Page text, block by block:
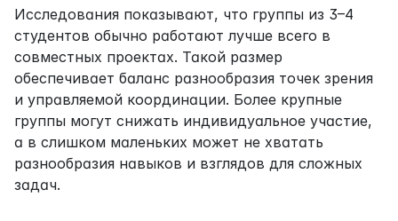
Исследования показывают, что группы из 3–4
студентов обычно работают лучше всего в
совместных проектах. Такой размер
обеспечивает баланс разнообразия точек зрения
и управляемой координации. Более крупные
группы могут снижать индивидуальное участие,
а в слишком маленьких может не хватать
разнообразия навыков и взглядов для сложных
задач.